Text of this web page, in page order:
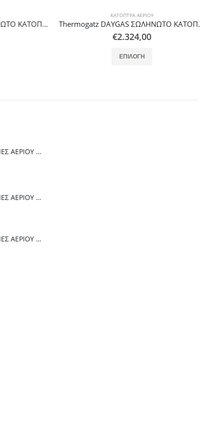
Thermogatz DAYGAS ΣΩΛΗΝΩΤΟ ΚΑΤΟΠΤΡΟ RADIUM U-71(13,2m) 2 STEPS
ΚΆΤΟΠΤΡΑ ΑΕΡΊΟΥ
Thermogatz DAYGAS ΣΩΛΗΝΩΤΟ ΚΑΤΟΠΤΡΟ RADIUM I-71 (18,9m) 2 STEPS
2.324,00
ΕΠΙΛΟΓΉ
Thermogatz ΕΣΤΙΕΣ ΑΕΡΙΟΥ TGC 4236 GL
Thermogatz ΕΣΤΙΕΣ ΑΕΡΙΟΥ TGC 6014 IX
Thermogatz ΕΣΤΙΕΣ ΑΕΡΙΟΥ TGC 2460 GL